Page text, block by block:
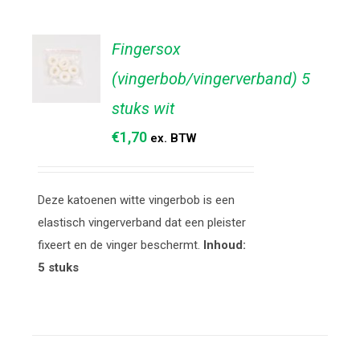
WINKELWAGEN
Fingersox
(vingerbob/vingerverband) 5
stuks wit
€1,70 ex. BTW
Deze katoenen witte vingerbob is een
elastisch vingerverband dat een pleister
fixeert en de vinger beschermt. Inhoud:
5 stuks